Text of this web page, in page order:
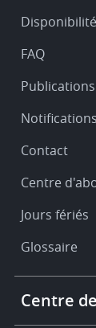
support
FAQ
Publications
Contact
Centre
Jours fériés
Glossaire
Centre